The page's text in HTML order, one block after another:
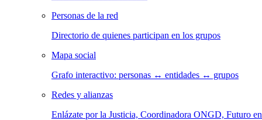
Personas de la red
Directorio de quienes participan en los grupos
Mapa social
Grafo interactivo: personas ↔ entidades ↔ grupos
Redes y alianzas
Enlázate por la Justicia, Coordinadora ONGD, Futuro